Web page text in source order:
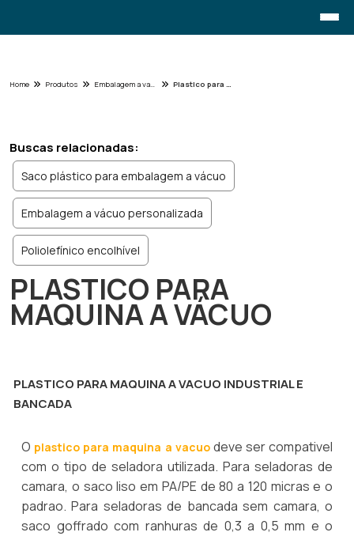
Home Produtos Embalagem a vacuo e encolhivel - Categoria Plastico para maquina a vácuo
Buscas relacionadas:
Saco plástico para embalagem a vácuo
Embalagem a vácuo personalizada
Poliolefínico encolhível
PLASTICO PARA
MAQUINA A VÁCUO
PLASTICO PARA MAQUINA A VACUO INDUSTRIAL E
BANCADA
O plastico para maquina a vacuodeve ser compativel
com o tipo de seladora utilizada. Para seladoras de
camara, o saco liso em PA/PE de 80 a 120 micras e o
padrao. Para seladoras de bancada sem camara, o
saco goffrado com ranhuras de 0,3 a 0,5 mm e o